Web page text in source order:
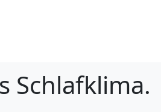
Schlafklima.